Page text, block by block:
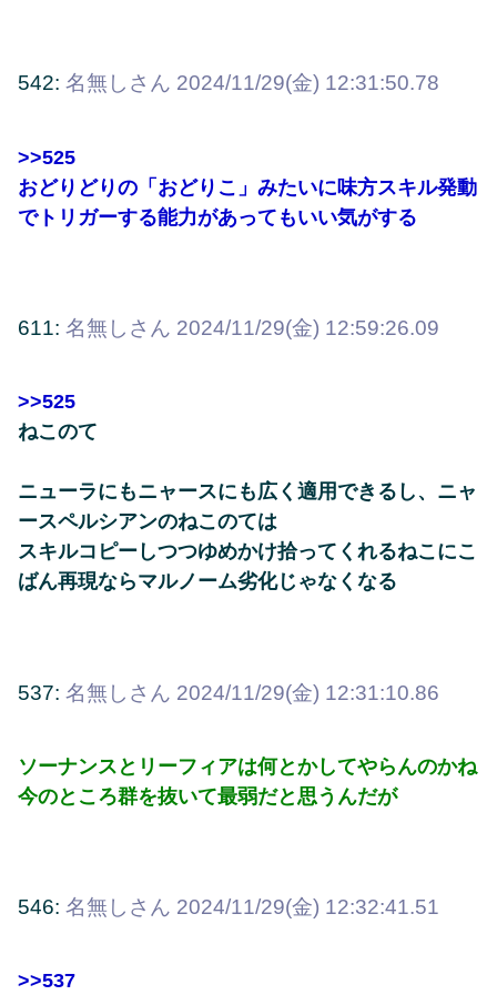
542: 名無しさん 2024/11/29(金) 12:31:50.78
>>525
おどりどりの「おどりこ」みたいに味方スキル発動
でトリガーする能力があってもいい気がする
611: 名無しさん 2024/11/29(金) 12:59:26.09
>>525
ねこのて
ニューラにもニャースにも広く適用できるし、ニャ
ースペルシアンのねこのては
スキルコピーしつつゆめかけ拾ってくれるねこにこ
ばん再現ならマルノーム劣化じゃなくなる
537: 名無しさん 2024/11/29(金) 12:31:10.86
ソーナンスとリーフィアは何とかしてやらんのかね
今のところ群を抜いて最弱だと思うんだが
546: 名無しさん 2024/11/29(金) 12:32:41.51
>>537